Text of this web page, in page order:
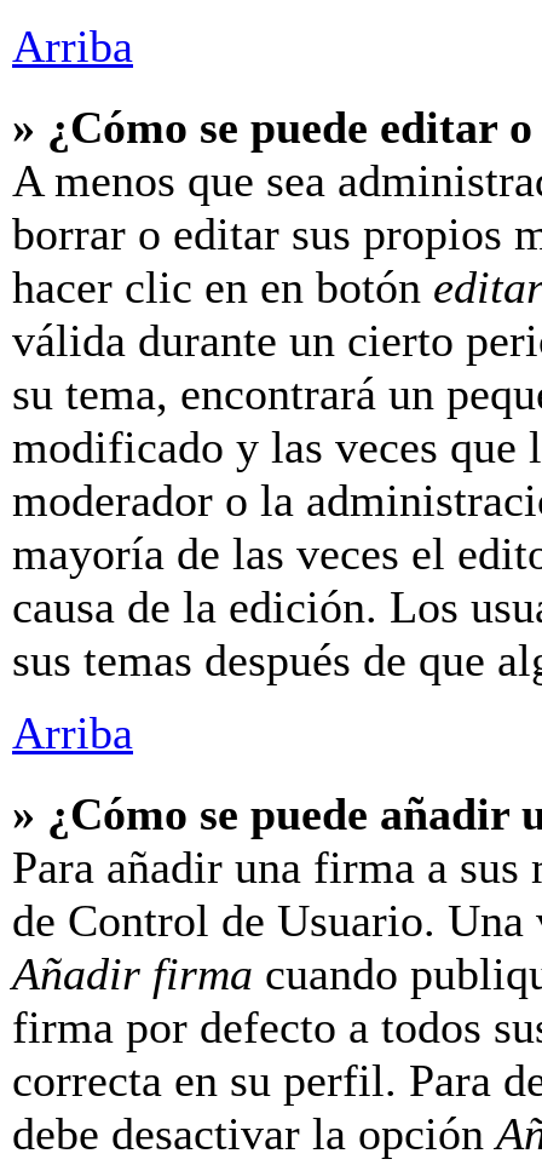
Arriba
» ¿Cómo se puede editar
A menos que sea
borrar o editar sus propios
hacer clic en en botón
válida durante un cierto
su tema, encontrará un
modificado y las veces que
moderador o la
mayoría de las veces el
causa de la edición. Los
sus temas después de que
Arriba
» ¿Cómo se puede añadir
Para añadir una firma a sus
de Control de Usuario.
Añadir firma cuando
firma por defecto a todos
correcta en su perfil. Para
debe desactivar la opción